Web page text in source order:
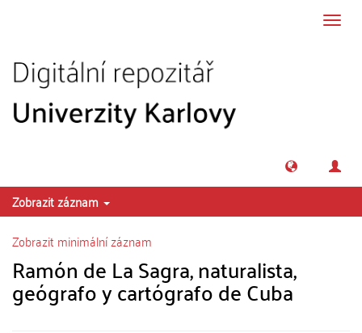
Zobrazit záznam
Zobrazit minimální záznam
Ramón de La Sagra, naturalista,
geógrafo y cartógrafo de Cuba